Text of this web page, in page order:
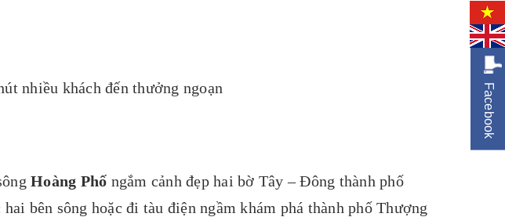
nhiều khách đến thưởng ngoạn
Hoàng Phố ngắm cảnh đẹp hai bờ Tây – Đông thành phố
bên sông hoặc đi tàu điện ngầm khám phá thành phố Thượng
Facebook